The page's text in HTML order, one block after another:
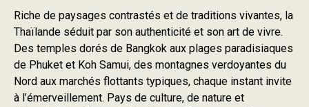
Riche de paysages contrastés et de traditions vivantes, la
Thaïlande séduit par son authenticité et son art de vivre.
Des temples dorés de Bangkok aux plages paradisiaques
de Phuket et Koh Samui, des montagnes verdoyantes du
Nord aux marchés flottants typiques, chaque instant invite
à l’émerveillement. Pays de culture, de nature et